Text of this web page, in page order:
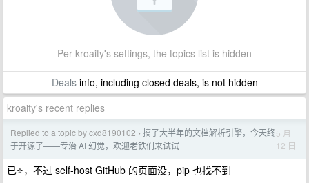
Per kroaity's settings, the topics list is hidden
Dealsinfo, including closed deals, is not hidden
kroaity's recent replies
Replied to a topic by cxd8190102 › 搞了大半年的文档解析引擎，今天终
于开源了——专治 AI 幻觉，欢迎老铁们来试试
5 月
12 日
已⭐，不过 self-host GitHub 的页面没，pip 也找不到